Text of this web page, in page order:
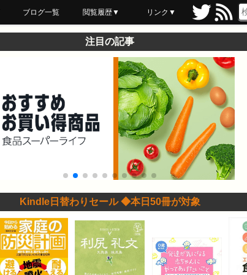
ブログ一覧 閲覧履歴▼
最近読んだ
あとで読む
ブックマーク
リンク▼
注目の記事
Kindle日替わりセール ◆本日50冊が対象